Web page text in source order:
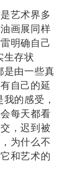
艺术界多
画展同样
明确自己
生存状
是由一些真
自己的延
的感受，
每天都看
，迟到被
为什么不
和艺术的